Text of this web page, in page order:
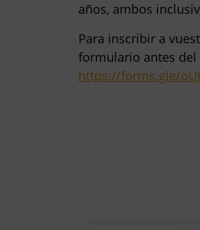
años, ambos
Para inscribir a
formulario antes
https://forms.gle/